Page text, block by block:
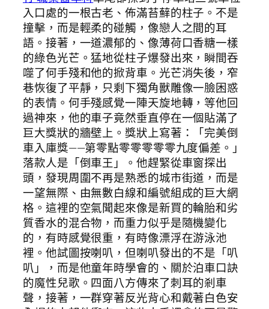
入口處的一根古老、佈滿苔蘚的柱子。不是
撞擊，而是輕柔的碰觸，像戀人之間的耳
語。接著，一道濃郁的、像薄荷口香糖一樣
的綠色光芒。猛地從柱子爆發出來，瞬間吞
噬了何手殘和他的掀背車。光芒消失後，窄
巷恢復了平靜，只剩下獨角獸雕像一臉困惑
的表情。何手殘感覺一陣天旋地轉，等他回
過神來，他的車子竟然垂直停在一個貼滿了
巨大獎狀的牆壁上。獎狀上寫著：「完美倒
車入庫獎——第零點零零零零零九度偏差。」
落款人是「倒車王」。他趕緊從車窗探出
頭，發現周圍不再是熟悉的城市街道，而是
一望無際、由無數白線和編號組成的巨大網
格。這裡的空氣聞起來像是新買的輪胎和劣
質香水的混合物，而重力似乎是隨機變化
的，有時感覺很重，有時像漂浮在游泳池
裡。他試圖按喇叭，但喇叭發出的不是「叭
叭」，而是他童年時學會的、關於泊車口訣
的魔性兒歌。四面八方傳來了刺耳的剎車
聲，接著，一群穿著反光背心和戴著白色安